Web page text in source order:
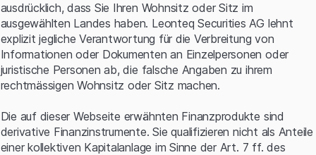
ausdrücklich, dass Sie Ihren Wohnsitz oder Sitz im
ausgewählten Landes haben. Leonteq Securities AG lehnt
explizit jegliche Verantwortung für die Verbreitung von
Informationen oder Dokumenten an Einzelpersonen oder
juristische Personen ab, die falsche Angaben zu ihrem
rechtmässigen Wohnsitz oder Sitz machen.
Die auf dieser Webseite erwähnten Finanzprodukte sind
derivative Finanzinstrumente. Sie qualifizieren nicht als Anteile
einer kollektiven Kapitalanlage im Sinne der Art. 7 ff. des